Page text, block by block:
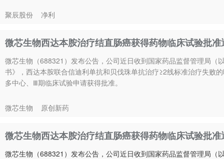
聚辰股份 净利
微芯生物西达本胺治疗结直肠癌获得药物临床试验批准
微芯生物（688321）发布公告，公司近日收到国家药品监督管理局（
书》，西达本胺联合信迪利单抗和贝伐珠单抗治疗≥2线标准治疗失败
多中心、Ⅲ期临床试验申请获得批准。
微芯生物 原创新药
微芯生物西达本胺治疗结直肠癌获得药物临床试验批准
微芯生物（688321）发布公告，公司近日收到国家药品监督管理局（